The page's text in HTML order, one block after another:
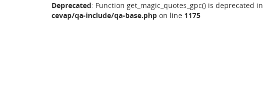
Deprecated: Function get_magic_quotes_gpc() is deprecated in
cevap/qa-include/qa-base.php on line 1175